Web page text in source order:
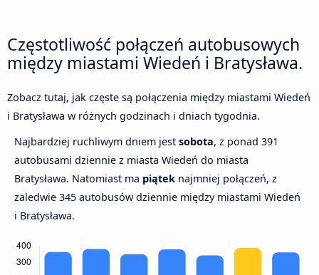
Częstotliwość połączeń autobusowych
między miastami Wiedeń i Bratysława.
Zobacz tutaj, jak częste są połączenia między miastami Wiedeń
i Bratysława w różnych godzinach i dniach tygodnia.
Najbardziej ruchliwym dniem jest sobota, z ponad 391
autobusami dziennie z miasta Wiedeń do miasta
Bratysława. Natomiast ma piątek najmniej połączeń, z
zaledwie 345 autobusów dziennie między miastami Wiedeń
i Bratysława.